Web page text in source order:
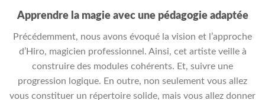
Apprendre la magie avec une pédagogie adaptée
Précédemment, nous avons évoqué la vision et l’approche
d’Hiro, magicien professionnel. Ainsi, cet artiste veille à
construire des modules cohérents. Et, suivre une
progression logique. En outre, non seulement vous allez
vous constituer un répertoire solide, mais vous allez donner